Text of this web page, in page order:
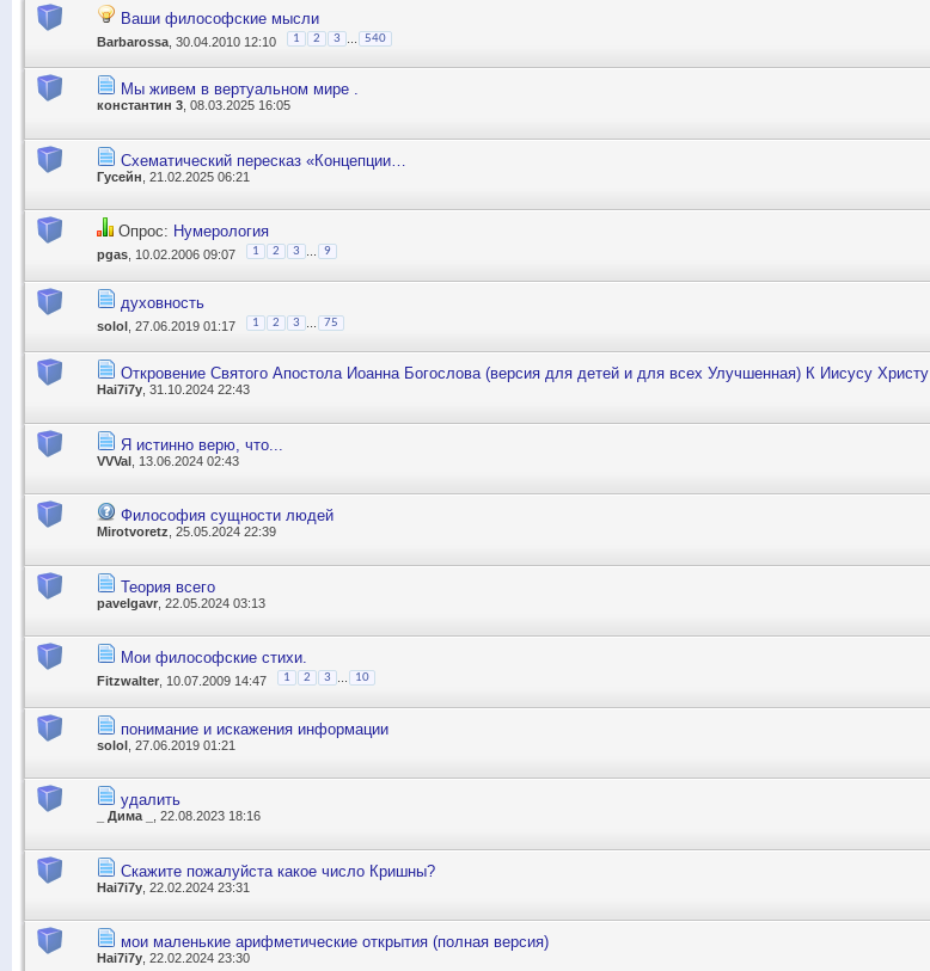
Ваши философские мысли
Barbarossa , 30.04.2010 12:10 1 2 3 540
Мы живем в вертуальном мире .
константин 3, 08.03.2025 16:05
Схематический пересказ «Концепции…
Гусейн , 21.02.2025 06:21
Опрос: Нумерология
pgas , 10.02.2006 09:07 1 2 3 9
духовность
solol , 27.06.2019 01:17 1 2 3 75
Откровение Святого Апостола Иоанна Богослова (версия для детей и для всех Улучшенная) К Иисусу Христу
Hai7i7y , 31.10.2024 22:43
Я истинно верю, что...
VVVal , 13.06.2024 02:43
Философия сущности людей
Mirotvoretz , 25.05.2024 22:39
Теория всего
pavelgavr , 22.05.2024 03:13
Мои философские стихи.
Fitzwalter , 10.07.2009 14:47 1 2 3 10
понимание и искажения информации
solol , 27.06.2019 01:21
удалить
_ Дима _ , 22.08.2023 18:16
Скажите пожалуйста какое число Кришны?
Hai7i7y , 22.02.2024 23:31
мои маленькие арифметические открытия (полная версия)
Hai7i7y , 22.02.2024 23:30